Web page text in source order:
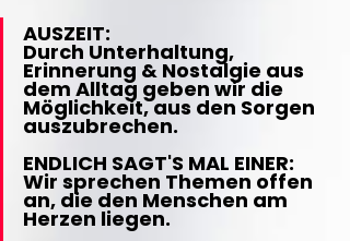
AUSZEIT:
Durch Unterhaltung,
Erinnerung & Nostalgie aus
dem Alltag geben wir die
Möglichkeit, aus den Sorgen
auszubrechen.
ENDLICH SAGT'S MAL EINER:
Wir sprechen Themen offen
an, die den Menschen am
Herzen liegen.